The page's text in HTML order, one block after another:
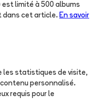
est limité à 500 albums
dans cet article. En savoir
les statistiques de visite,
personnalisé.
requis pour le